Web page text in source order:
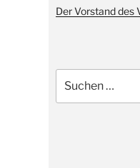
Der Vorstand des
nach: